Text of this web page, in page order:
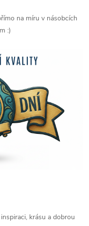
na míru v násobcích
:)
krásu a dobrou